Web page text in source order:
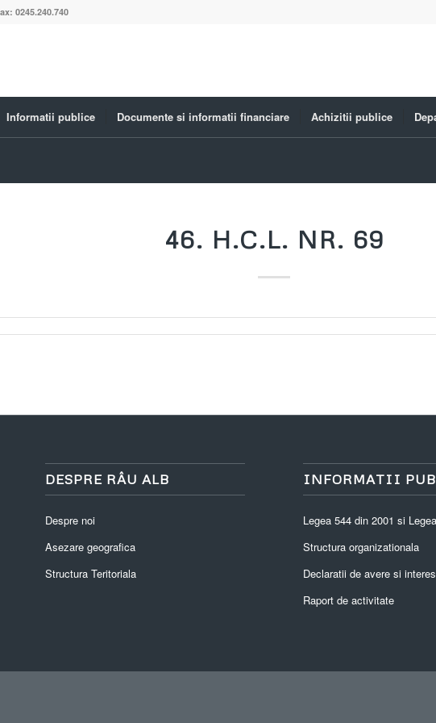
0245.240.740
Informatii publice Documente si informatii financiare Achizitii publice
46. H.C.L. NR. 69
DESPRE RÂU ALB
Despre noi
Asezare geografica
Structura Teritoriala
INFORMATII
Legea 544 din 2001 si
Structura organizationala
Declaratii de avere si
Raport de activitate